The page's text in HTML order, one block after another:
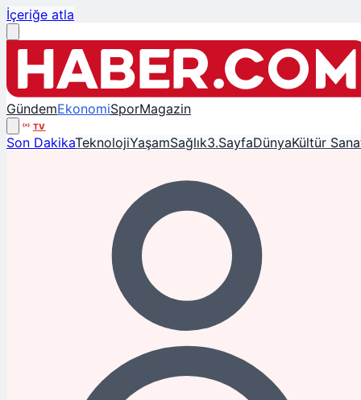
İçeriğe atla
GündemEkonomiSporMagazin
TV
Son DakikaTeknolojiYaşamSağlık3.SayfaDünyaKültür